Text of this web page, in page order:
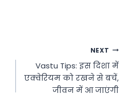
NEXT
Vastu Tips: इस दिशा में
एक्वेरियम को रखने से बचें,
जीवन में आ जाएंगी